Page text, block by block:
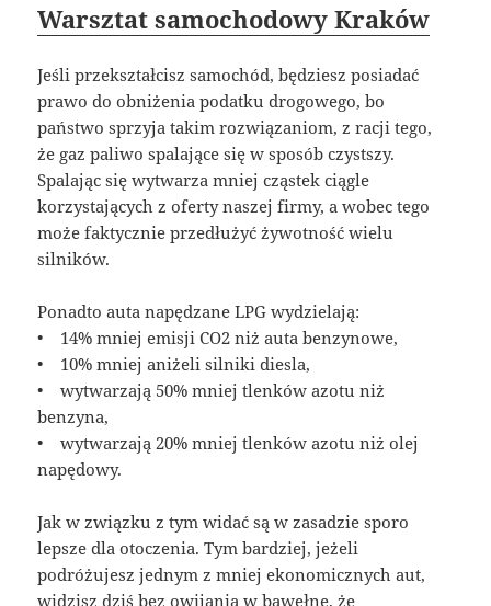
Warsztat samochodowy Kraków
Jeśli przekształcisz samochód, będziesz posiadać
prawo do obniżenia podatku drogowego, bo
państwo sprzyja takim rozwiązaniom, z racji tego,
że gaz paliwo spalające się w sposób czystszy.
Spalając się wytwarza mniej cząstek ciągle
korzystających z oferty naszej firmy, a wobec tego
może faktycznie przedłużyć żywotność wielu
silników.
Ponadto auta napędzane LPG wydzielają:
• 14% mniej emisji CO2 niż auta benzynowe,
• 10% mniej aniżeli silniki diesla,
• wytwarzają 50% mniej tlenków azotu niż
benzyna,
• wytwarzają 20% mniej tlenków azotu niż olej
napędowy.
Jak w związku z tym widać są w zasadzie sporo
lepsze dla otoczenia. Tym bardziej, jeżeli
podróżujesz jednym z mniej ekonomicznych aut,
widzisz dziś bez owijania w bawełnę, że